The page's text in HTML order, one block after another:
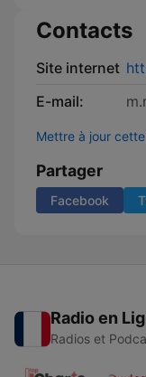
Contacts
Site internet
E-mail:
Mettre à jour
Partager
Facebook
Radio en
Radios et